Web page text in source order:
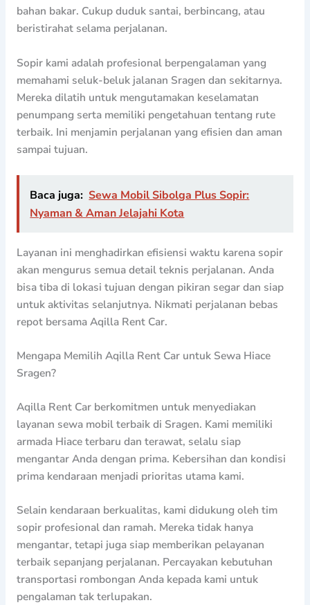
bahan bakar. Cukup duduk santai, berbincang, atau
beristirahat selama perjalanan.
Sopir kami adalah profesional berpengalaman yang
memahami seluk-beluk jalanan Sragen dan sekitarnya.
Mereka dilatih untuk mengutamakan keselamatan
penumpang serta memiliki pengetahuan tentang rute
terbaik. Ini menjamin perjalanan yang efisien dan aman
sampai tujuan.
Baca juga: Sewa Mobil Sibolga Plus Sopir:
Nyaman & Aman Jelajahi Kota
Layanan ini menghadirkan efisiensi waktu karena sopir
akan mengurus semua detail teknis perjalanan. Anda
bisa tiba di lokasi tujuan dengan pikiran segar dan siap
untuk aktivitas selanjutnya. Nikmati perjalanan bebas
repot bersama Aqilla Rent Car.
Mengapa Memilih Aqilla Rent Car untuk Sewa Hiace
Sragen?
Aqilla Rent Car berkomitmen untuk menyediakan
layanan sewa mobil terbaik di Sragen. Kami memiliki
armada Hiace terbaru dan terawat, selalu siap
mengantar Anda dengan prima. Kebersihan dan kondisi
prima kendaraan menjadi prioritas utama kami.
Selain kendaraan berkualitas, kami didukung oleh tim
sopir profesional dan ramah. Mereka tidak hanya
mengantar, tetapi juga siap memberikan pelayanan
terbaik sepanjang perjalanan. Percayakan kebutuhan
transportasi rombongan Anda kepada kami untuk
pengalaman tak terlupakan.